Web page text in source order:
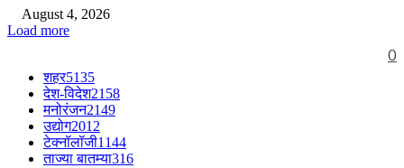
August 4, 2026
Load more
0
शहर5135
देश-विदेश2158
मनोरंजन2149
उद्योग2012
टेक्नॉलॉजी1144
ताज्या बातम्या316